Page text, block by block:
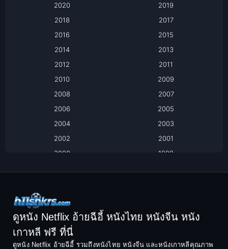
Based on a True Story เรื่องจริง
Based on a True Story เรื่องจริง
Comedy ตลก
2020
2019
2018
2017
2016
2015
2014
2013
2012
2011
2010
2009
2008
2007
2006
2005
2004
2003
2002
2001
2000
1999
1994
1992
1991
1990
1988
1987
ดูหนัง Netflix อ้ายฉีอี้ หนังไทย หนังจีน หนัง
เกาหลี ฟรี ที่นี่
ดูหนัง Netflix อ้ายฉีอี้ รวมถึงหนังไทย หนังจีน และหนังเกาหลีคุณภาพ